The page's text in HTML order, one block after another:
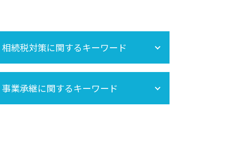
相続税対策に関するキーワード
生命保険 相続税
相続税対策
事業承継に関するキーワード